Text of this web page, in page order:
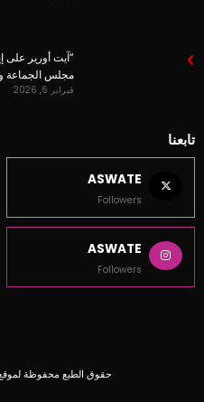
“آيت أورير على
مجلس الجماعة
فبراير 6, 2026
تابعنا
ASWATE
Followers
ASWATE
Followers
حقوق الطبع محفوظة لموقع